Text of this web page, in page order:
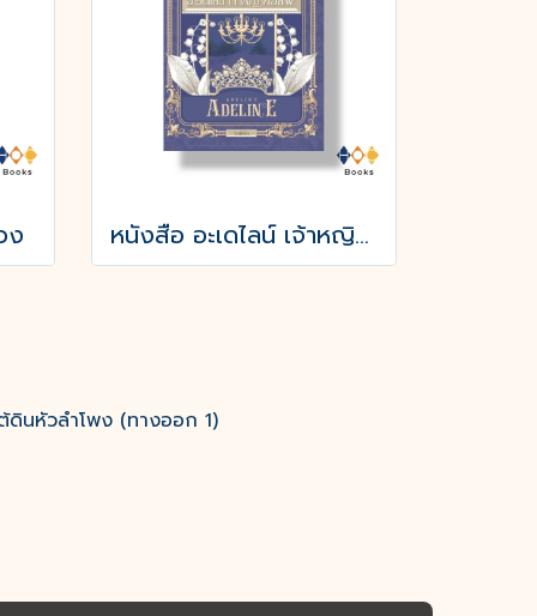
ง หนังสือ อะเดไลน์ เจ้าหญิงเอลฟ์
นหัวลำโพง (ทางออก 1)